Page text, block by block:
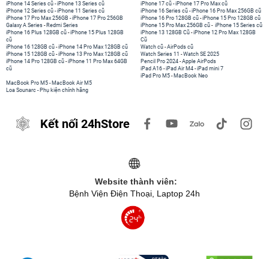
iPhone 14 Series cũ -iPhone 13 Series cũ
iPhone 12 Series cũ -iPhone 11 Series cũ
iPhone 17 Pro Max 256GB -iPhone 17 Pro 256GB
Galaxy A Series - Redmi Series
iPhone 17 cũ -iPhone 17 Pro Max cũ
iPhone 16 Series cũ - iPhone 16 Pro Max 256GB cũ
iPhone 16 Pro 128GB cũ -iPhone 15 Pro 128GB cũ
iPhone 15 Pro Max 256GB cũ - iPhone 15 Series cũ
iPhone 16 Plus 128GB cũ -iPhone 15 Plus 128GB
cũ
iPhone 16 128GB cũ -iPhone 14 Pro Max 128GB cũ
iPhone 15 128GB cũ -iPhone 13 Pro Max 128GB cũ
iPhone 14 Pro 128GB cũ -iPhone 11 Pro Max 64GB
cũ
iPhone 13 128GB Cũ -iPhone 12 Pro Max 128GB
Cũ
Watch cũ -AirPods cũ
Watch Series 11 -Watch SE 2025
Pencil Pro 2024 -Apple AirPods
iPad A16 -iPad Air M4 -iPad mini 7
iPad Pro M5 - MacBook Neo
MacBook Pro M5 - MacBook Air M5
Loa Sounarc - Phụ kiện chính hãng
Kết nối 24hStore
Website thành viên:
Bệnh Viện Điện Thoại, Laptop 24h